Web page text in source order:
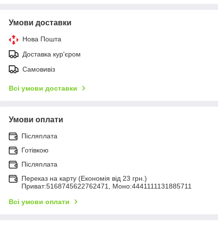
Умови доставки
Нова Пошта
Доставка кур'єром
Самовивіз
Всі умови доставки
Умови оплати
Післяплата
Готівкою
Післяплата
Переказ на карту (Економія від 23 грн.)
Приват:5168745622762471, Моно:4441111131885711
Всі умови оплати